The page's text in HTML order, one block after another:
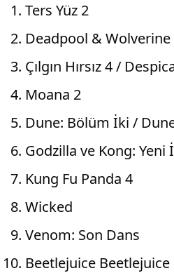
Ters Yüz 2
Deadpool & Wolverine
Çılgın Hırsız 4 /
Moana 2
Dune: Bölüm İki /
Godzilla ve Kong:
Kung Fu Panda 4
Wicked
Venom: Son Dans
Beetlejuice Beetlejuice